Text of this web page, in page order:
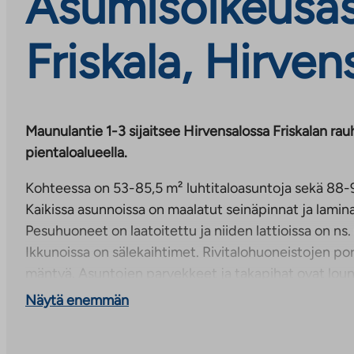
Friskala,
Maunulantie 1-3 sijaitsee Hirvensalossa Friskalan
pientaloalueella.
Kohteessa on 53-85,5 m² luhtitaloasuntoja sekä
Kaikissa asunnoissa on maalatut seinäpinnat ja
Pesuhuoneet on laatoitettu ja niiden lattioissa on
Ikkunoissa on sälekaihtimet. Rivitalohuoneistojen
mäntyä. Asuntojen parvekkeet ja takapihat ovat
paitsi A-talossa myös koilliseen. Jokaisella asunnolla
Näytä enemmän